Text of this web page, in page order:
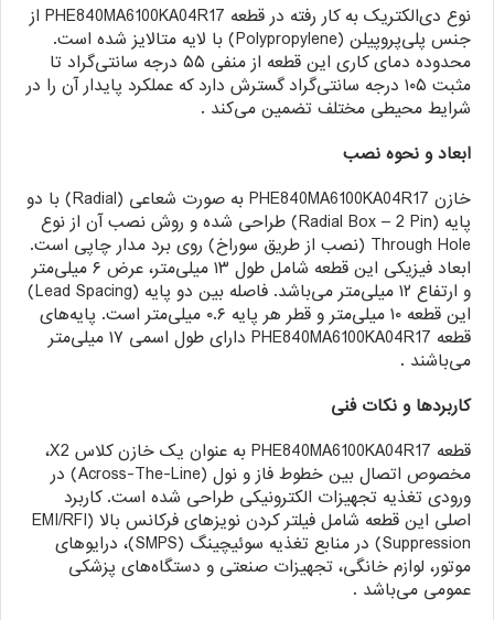
نوع دی‌الکتریک به کار رفته در قطعه PHE840MA6100KA04R17 از
جنس پلی‌پروپیلن (Polypropylene) با لایه متالایز شده است.
محدوده دمای کاری این قطعه از منفی ۵۵ درجه سانتی‌گراد تا
مثبت ۱۰۵ درجه سانتی‌گراد گسترش دارد که عملکرد پایدار آن را در
شرایط محیطی مختلف تضمین می‌کند .
ابعاد و نحوه نصب
خازن PHE840MA6100KA04R17 به صورت شعاعی (Radial) با دو
پایه (Radial Box – 2 Pin) طراحی شده و روش نصب آن از نوع
Through Hole (نصب از طریق سوراخ) روی برد مدار چاپی است.
ابعاد فیزیکی این قطعه شامل طول ۱۳ میلی‌متر، عرض ۶ میلی‌متر
و ارتفاع ۱۲ میلی‌متر می‌باشد. فاصله بین دو پایه (Lead Spacing)
این قطعه ۱۰ میلی‌متر و قطر هر پایه ۰.۶ میلی‌متر است. پایه‌های
قطعه PHE840MA6100KA04R17 دارای طول اسمی ۱۷ میلی‌متر
می‌باشند .
کاربردها و نکات فنی
قطعه PHE840MA6100KA04R17 به عنوان یک خازن کلاس X2،
مخصوص اتصال بین خطوط فاز و نول (Across-The-Line) در
ورودی تغذیه تجهیزات الکترونیکی طراحی شده است. کاربرد
اصلی این قطعه شامل فیلتر کردن نویزهای فرکانس بالا (EMI/RFI
Suppression) در منابع تغذیه سوئیچینگ (SMPS)، درایوهای
موتور، لوازم خانگی، تجهیزات صنعتی و دستگاه‌های پزشکی
عمومی می‌باشد .